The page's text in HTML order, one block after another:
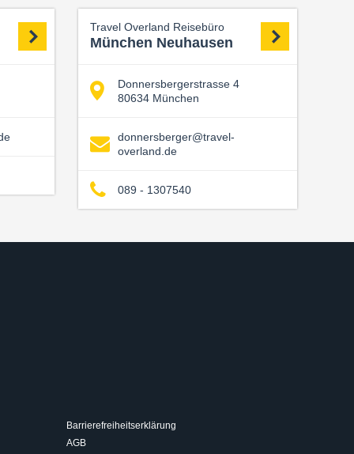
Travel Overland Reisebüro
München Neuhausen
Donnersbergerstrasse 4
80634 München
donnersberger@travel-
overland.de
089 - 1307540
Barrierefreiheitserklärung
AGB